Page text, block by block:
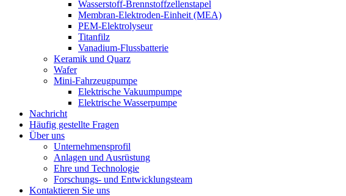
Wasserstoff-Brennstoffzellenstapel
Membran-Elektroden-Einheit (MEA)
PEM-Elektrolyseur
Titanfilz
Vanadium-Flussbatterie
Keramik und Quarz
Wafer
Mini-Fahrzeugpumpe
Elektrische Vakuumpumpe
Elektrische Wasserpumpe
Nachricht
Häufig gestellte Fragen
Über uns
Unternehmensprofil
Anlagen und Ausrüstung
Ehre und Technologie
Forschungs- und Entwicklungsteam
Kontaktieren Sie uns